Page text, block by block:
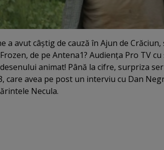
a avut câştig de cauză în Ajun de
de pe Antena1? Audienţa Pro TV
animat! Până la cifre, surpriza
care avea pe post un interviu cu Dan
Necula.